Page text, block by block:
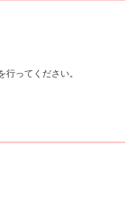
行ってください。